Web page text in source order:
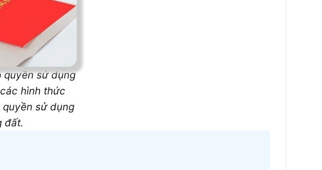
quyền sử dụng
hình thức
sử dụng
đất.